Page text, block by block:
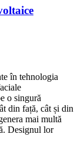
în tehnologia
o singură
din față, cât și din
mai multă
Designul lor